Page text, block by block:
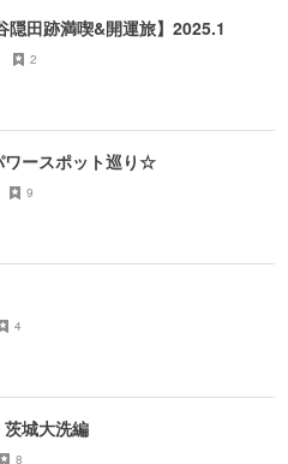
隠田跡満喫&開運旅】2025.1
2
ワースポット巡り☆
9
4
城大洗編
8